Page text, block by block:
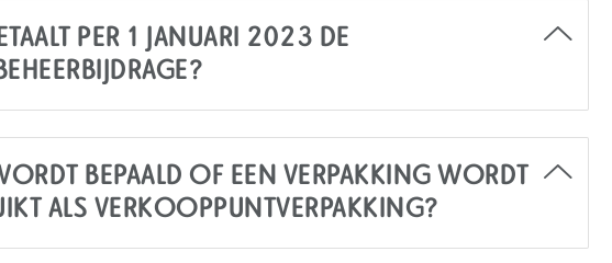
PER 1 JANUARI 2023 DE
BEPAALD OF EEN VERPAKKING WORDT
ALS VERKOOPPUNTVERPAKKING?